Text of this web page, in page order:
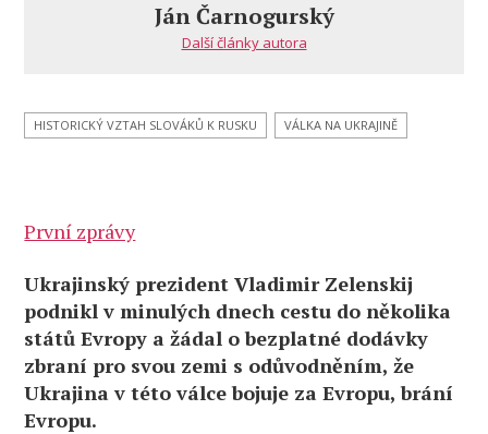
Slovensko
Ján Čarnogurský
Další články autora
HISTORICKÝ VZTAH SLOVÁKŮ K RUSKU VÁLKA NA UKRAJINĚ
První zprávy
Ukrajinský prezident Vladimir Zelenskij
podnikl v minulých dnech cestu do několika
států Evropy a žádal o bezplatné dodávky
zbraní pro svou zemi s odůvodněním, že
Ukrajina v této válce bojuje za Evropu, brání
Evropu.